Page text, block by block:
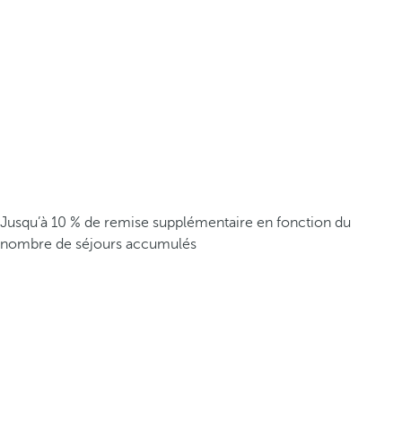
Jusqu’à 10 % de remise supplémentaire en fonction du
nombre de séjours accumulés